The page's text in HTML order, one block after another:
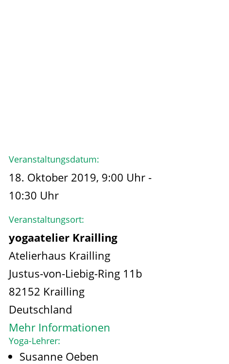
Veranstaltungsdatum:
18. Oktober 2019, 9:00 Uhr -
10:30 Uhr
Veranstaltungsort:
yogaatelier Krailling
Atelierhaus Krailling
Justus-von-Liebig-Ring 11b
82152 Krailling
Deutschland
Mehr Informationen
Yoga-Lehrer:
Susanne Oeben